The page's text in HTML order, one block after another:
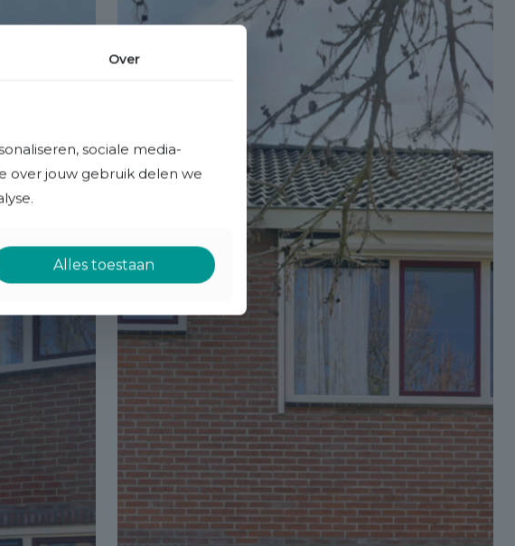
Over
sociale media-
over jouw gebruik delen we
Alles toestaan